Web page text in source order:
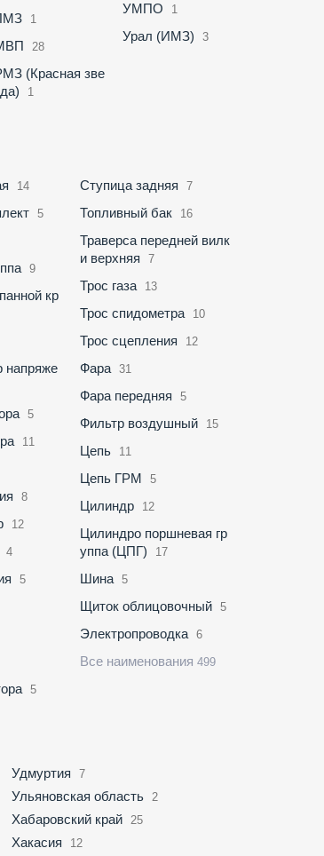
1
28
(Красная зве
1
УМПО 1
Урал (ИМЗ) 3
14
5
9
кр
напряже
5
11
8
12
4
5
5
Ступица задняя 7
Топливный бак 16
Траверса передней вилк
и верхняя
7
Трос газа 13
Трос спидометра 10
Трос сцепления 12
Фара 31
Фара передняя 5
Фильтр воздушный 15
Цепь 11
Цепь ГРМ 5
Цилиндр 12
Цилиндро поршневая гр
уппа (ЦПГ)
17
Шина 5
Щиток облицовочный 5
Электропроводка 6
Все наименования 499
Удмуртия 7
Ульяновская область 2
Хабаровский край 25
Хакасия 12